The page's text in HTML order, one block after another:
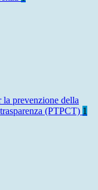
la prevenzione della
(PTPCT) 1